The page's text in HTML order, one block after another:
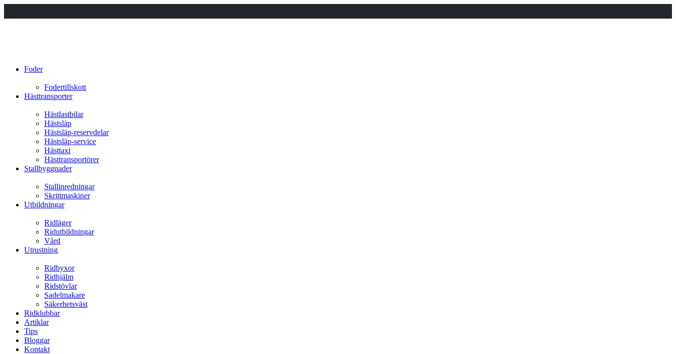
Foder
Fodertillskott
Hästtransporter
Hästlastbilar
Hästsläp
Hästsläp-reservdelar
Hästsläp-service
Hästtaxi
Hästtransportörer
Stallbyggnader
Stallinredningar
Skrittmaskiner
Utbildningar
Ridläger
Ridutbildningar
Vård
Utrustning
Ridbyxor
Ridhjälm
Ridstövlar
Sadelmakare
Säkerhetsväst
Ridklubbar
Artiklar
Tips
Bloggar
Kontakt